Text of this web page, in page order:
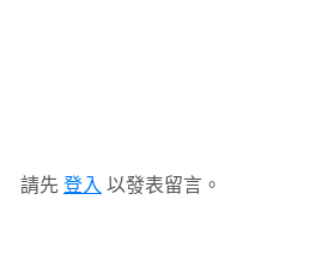
請先 登入 以發表留言。